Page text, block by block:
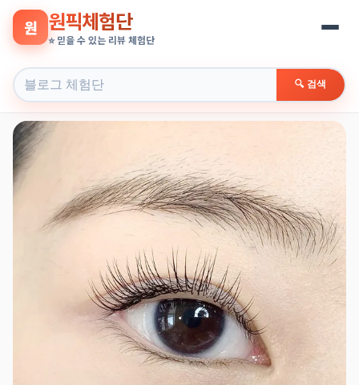
원 원픽체험단
⭐ 믿을 수 있는 리뷰 체험단
🔍 검색